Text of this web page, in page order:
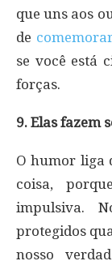
que uns aos
de
se você está
forças.
9. Elas fazem
O humor liga
coisa,
impulsiva.
protegidos
nosso